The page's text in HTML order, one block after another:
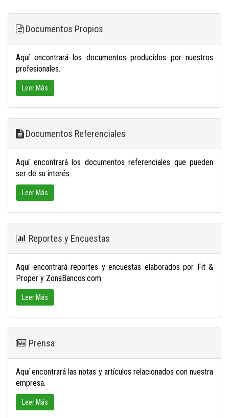
Documentos Propios
Aquí encontrará los documentos producidos por nuestros
profesionales.
Leer Más
Documentos Referenciales
Aquí encontrará los documentos referenciales que pueden
ser de su interés.
Leer Más
Reportes y Encuestas
Aquí encontrará reportes y encuestas elaborados por Fit &
Proper y ZonaBancos.com.
Leer Más
Prensa
Aquí encontrará las notas y artículos relacionados con nuestra
empresa.
Leer Más